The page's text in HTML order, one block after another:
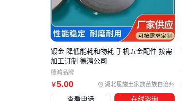
￥5.00 湖北恩施土家族苗族自治州
镀金 降低能耗和物耗 手机五金配件 按需
加工订制 德鸿公司
德鸿品牌
查看电话 在线咨询